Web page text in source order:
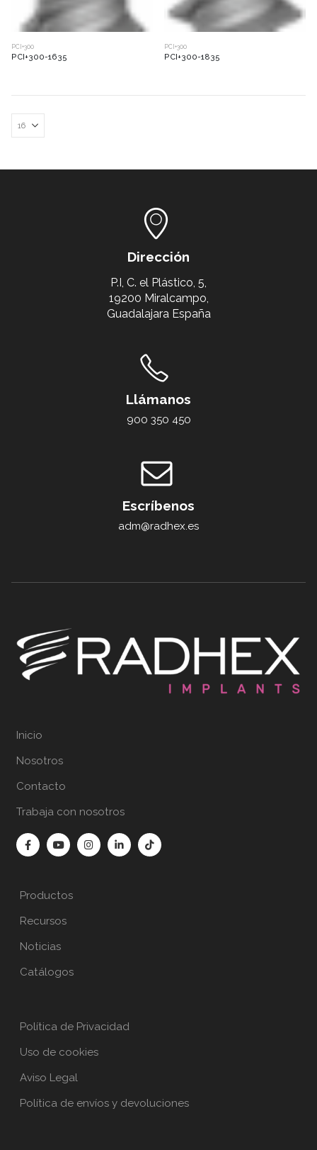
PCI+300
PCI+300-1635
PCI+300
PCI+300-1835
Dirección
P.I, C. el Plástico, 5,
19200 Miralcampo,
Guadalajara España
Llámanos
900 350 450
Escríbenos
adm@radhex.es
Inicio
Nosotros
Contacto
Trabaja con nosotros
Productos
Recursos
Noticias
Catálogos
Política de Privacidad
Uso de cookies
Aviso Legal
Política de envíos y devoluciones